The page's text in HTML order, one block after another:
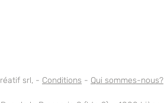
srl, - Conditions - Qui sommes-nous?